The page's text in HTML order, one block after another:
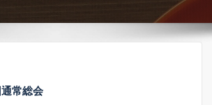
常総会